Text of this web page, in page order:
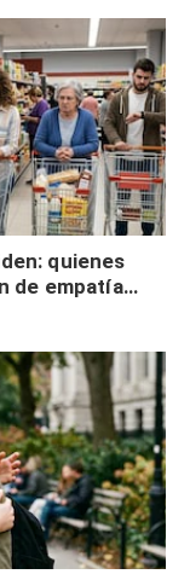
quienes
de empatía
autocontrol